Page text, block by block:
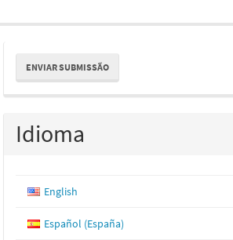
Enviar
Submissão
ENVIAR SUBMISSÃO
Idioma
English
Español (España)